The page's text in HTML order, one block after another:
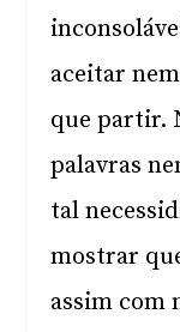
aceitar
que partir.
palavras
tal
mostrar
assim com